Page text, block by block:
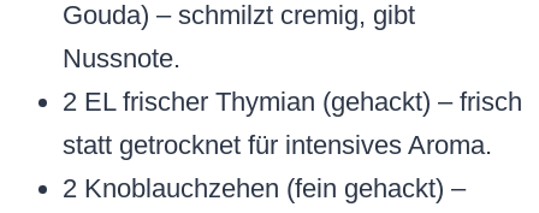
Gouda) – schmilzt cremig, gibt
Nussnote.
2 EL frischer Thymian (gehackt) – frisch
statt getrocknet für intensives Aroma.
2 Knoblauchzehen (fein gehackt) –